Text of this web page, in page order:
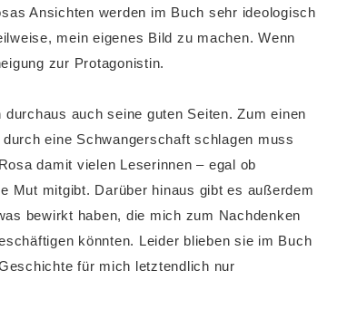
Ansichten werden im Buch sehr ideologisch
mein eigenes Bild zu machen. Wenn
zur Protagonistin.
auch seine guten Seiten. Zum einen
eine Schwangerschaft schlagen muss
damit vielen Leserinnen – egal ob
Mut mitgibt. Darüber hinaus gibt es außerdem
bewirkt haben, die mich zum Nachdenken
könnten. Leider blieben sie im Buch
für mich letztendlich nur